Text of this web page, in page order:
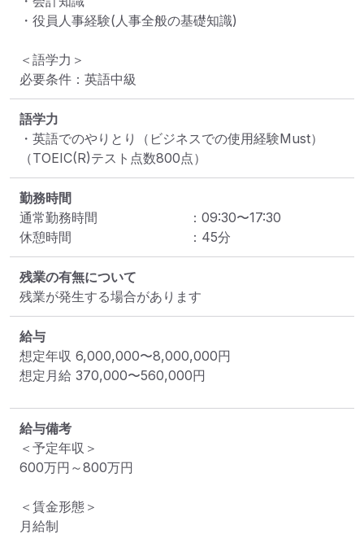
・役員人事経験(人事全般の基礎知識)
＜語学力＞
必要条件：英語中級
語学力
・英語でのやりとり（ビジネスでの使用経験Must）
（TOEIC(R)テスト点数800点）
勤務時間
通常勤務時間
： 09:30〜17:30
休憩時間
： 45分
残業の有無について
残業が発生する場合があります
給与
想定年収 6,000,000〜8,000,000円
想定月給 370,000〜560,000円
給与備考
＜予定年収＞
600万円～800万円
＜賃金形態＞
月給制